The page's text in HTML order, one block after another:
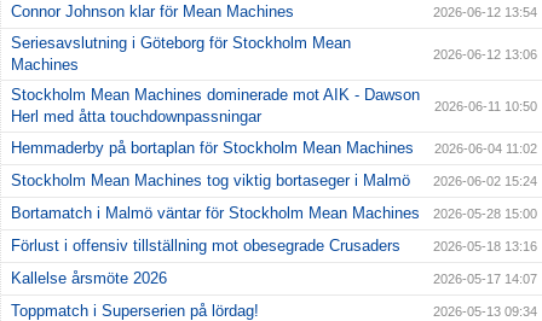
Connor Johnson klar för Mean Machines 2026-06-12 13:54
Seriesavslutning i Göteborg för Stockholm Mean
Machines
2026-06-12 13:06
Stockholm Mean Machines dominerade mot AIK - Dawson
Herl med åtta touchdownpassningar
2026-06-11 10:50
Hemmaderby på bortaplan för Stockholm Mean Machines 2026-06-04 11:02
Stockholm Mean Machines tog viktig bortaseger i Malmö 2026-06-02 15:24
Bortamatch i Malmö väntar för Stockholm Mean Machines 2026-05-28 15:00
Förlust i offensiv tillställning mot obesegrade Crusaders 2026-05-18 13:16
Kallelse årsmöte 2026 2026-05-17 14:07
Toppmatch i Superserien på lördag! 2026-05-13 09:34